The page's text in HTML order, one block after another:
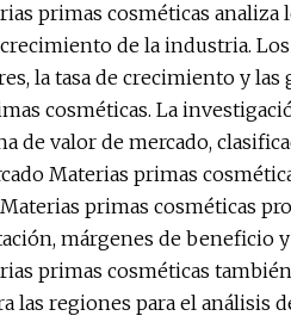
primas cosméticas
de la industria.
la tasa de crecimiento y
cosméticas. La
de valor de mercado,
Materias primas
primas cosméticas
márgenes de beneficio
primas cosméticas
las regiones para el análisis